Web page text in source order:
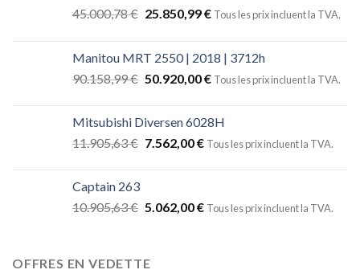
45.000,78€ 25.850,99€ Tous les prix incluent la TVA.
Manitou MRT 2550 | 2018 | 3712h
90.158,99€ 50.920,00€ Tous les prix incluent la TVA.
Mitsubishi Diversen 6028H
11.905,63€ 7.562,00€ Tous les prix incluent la TVA.
Captain 263
10.905,63€ 5.062,00€ Tous les prix incluent la TVA.
OFFRES EN VEDETTE